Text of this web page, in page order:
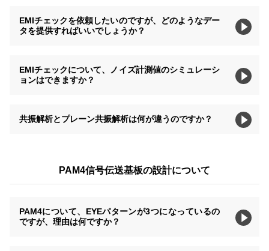
EMIチェックを依頼したいのですが、どのようなデー
タを提供すればいいでしょうか？
EMIチェックについて、ノイズ計測値のシミュレーシ
ョンはできますか？
共振解析とプレーン共振解析は何が違うのですか？
PAM4信号伝送基板の設計について
PAM4について、EYEパターンが3つになっているの
ですが、理由は何ですか？